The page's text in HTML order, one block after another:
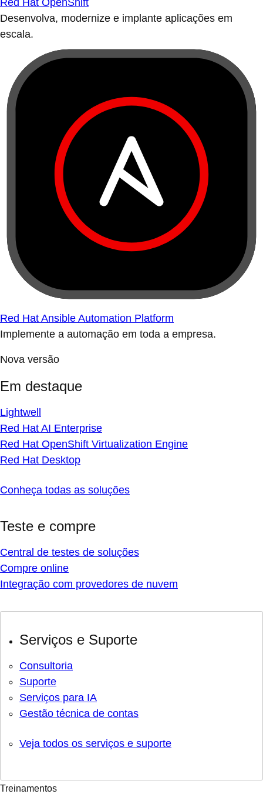
Red Hat OpenShift
Desenvolva, modernize e implante aplicações em
escala.
Red Hat Ansible Automation Platform
Implemente a automação em toda a empresa.
Nova versão
Em destaque
Lightwell
Red Hat AI Enterprise
Red Hat OpenShift Virtualization Engine
Red Hat Desktop
Conheça todas as soluções
Teste e compre
Central de testes de soluções
Compre online
Integração com provedores de nuvem
Serviços e Suporte
Consultoria
Suporte
Serviços para IA
Gestão técnica de contas
Veja todos os serviços e suporte
Treinamentos